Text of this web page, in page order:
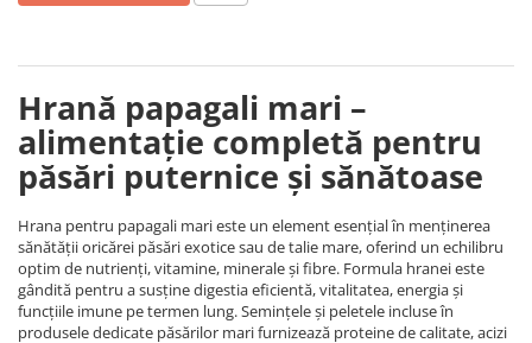
Hrană papagali mari –
alimentație completă pentru
păsări puternice și sănătoase
Hrana pentru papagali mari este un element esențial în menținerea
sănătății oricărei păsări exotice sau de talie mare, oferind un echilibru
optim de nutrienți, vitamine, minerale și fibre. Formula hranei este
gândită pentru a susține digestia eficientă, vitalitatea, energia și
funcțiile imune pe termen lung. Semințele și peletele incluse în
produsele dedicate păsărilor mari furnizează proteine de calitate, acizi